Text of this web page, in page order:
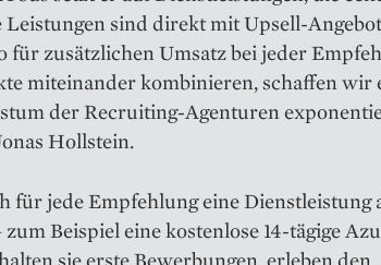
sind direkt mit Upsell-
für zusätzlichen Umsatz bei jeder
miteinander kombinieren, schaffen wir
der Recruiting-Agenturen
Hollstein.
für jede Empfehlung eine Dienstleistung
Beispiel eine kostenlose 14-tägige
sie erste Bewerbungen, erleben den